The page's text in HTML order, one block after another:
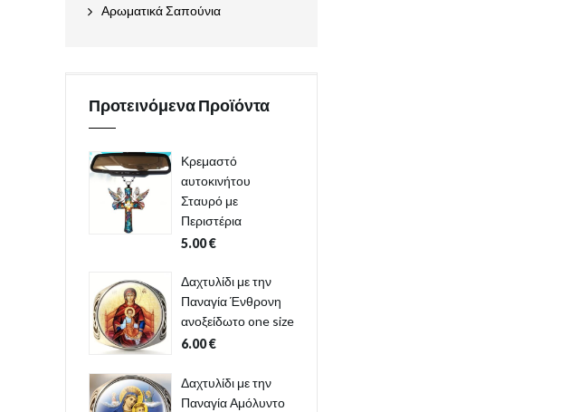
Αρωματικά Σαπούνια
Προτεινόμενα Προϊόντα
Κρεμαστό
αυτοκινήτου
Σταυρό με
Περιστέρια
5.00€
Δαχτυλίδι με την
Παναγία Ένθρονη
ανοξείδωτο one size
6.00€
Δαχτυλίδι με την
Παναγία Αμόλυντο